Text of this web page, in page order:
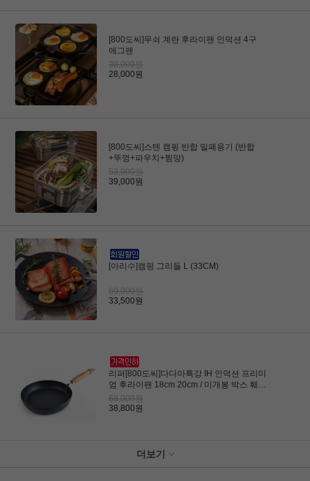
[800도씨]무쇠 계란 후라이팬 인덕션 4구
에그팬
38,000원
28,000원
[800도씨]스텐 캠핑 반합 밀폐용기 (반합
+뚜껑+파우치+찜망)
53,000원
39,000원
[아리수]캠핑 그리들 L (33CM)
69,000원
33,500원
리퍼[800도씨]다다마특강 IH 인덕션 프리미
엄 후라이팬 18cm 20cm / 미개봉 박스 훼손
상품
68,000원
38,800원
더보기